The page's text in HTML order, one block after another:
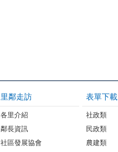
里鄰走訪
各里介紹
鄰長資訊
社區發展協會
表單下載
社政類
民政類
農建類